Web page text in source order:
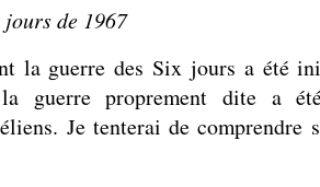
de 1967
la guerre des Six jours a été
guerre proprement dite a
Je tenterai de